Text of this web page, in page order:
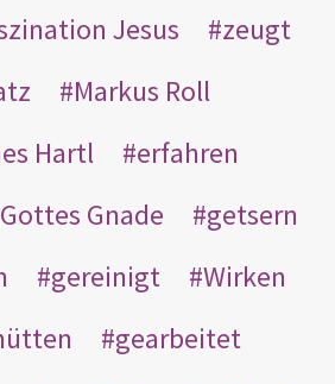
Jesus
zeugt
Markus Roll
Hartl
erfahren
Gottes Gnade
getsern
gereinigt
Wirken
gearbeitet